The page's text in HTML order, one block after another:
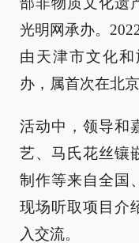
光明网承办。
由天津市文化
办，属首次在北
活动中，领导和
艺、马氏花丝镶
制作等来自全国
现场听取项目介
入交流。